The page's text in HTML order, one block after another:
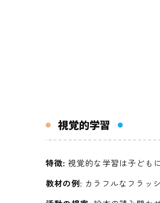
視覚的学習
特徴: 視覚的な学習は子ども
教材の例: カラフルなフラッ